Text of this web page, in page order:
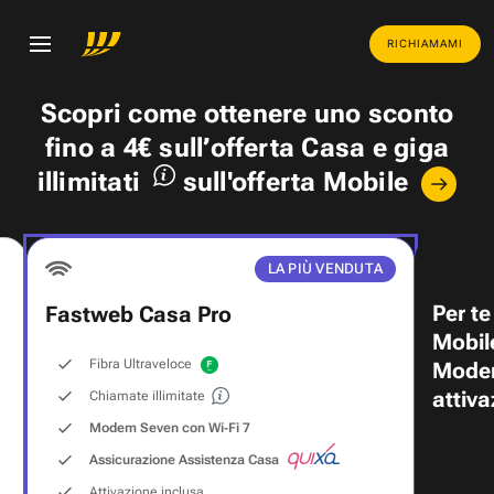
RICHIAMAMI
Scopri come ottenere uno sconto
fino a 4€ sull’offerta Casa egiga
illimitati
sull'offerta Mobile
LA PIÙ VENDUTA
Fastweb Casa Pro
Fibra Ultraveloce
Chiamate illimitate
Modem Seven con Wi‑Fi 7
Assicurazione Assistenza Casa
Per